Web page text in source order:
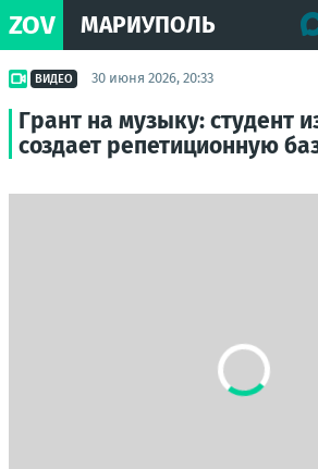
ZOV МАРИУПОЛЬ
ВИДЕО 30 июня 2026, 20:33
Грант на музыку: студент
создает репетиционную